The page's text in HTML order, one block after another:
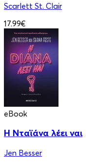
Scarlett St. Clair
17.99€
eBook
Η Νταϊάνα λέει ναι
Jen Besser